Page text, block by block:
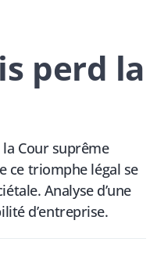
perd la
Cour suprême
ce triomphe légal se
Analyse d’une
d’entreprise.